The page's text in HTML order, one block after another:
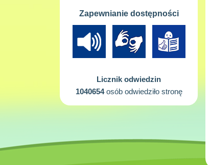
Zapewnianie dostępności
Licznik odwiedzin
1040654osób odwiedziło stronę